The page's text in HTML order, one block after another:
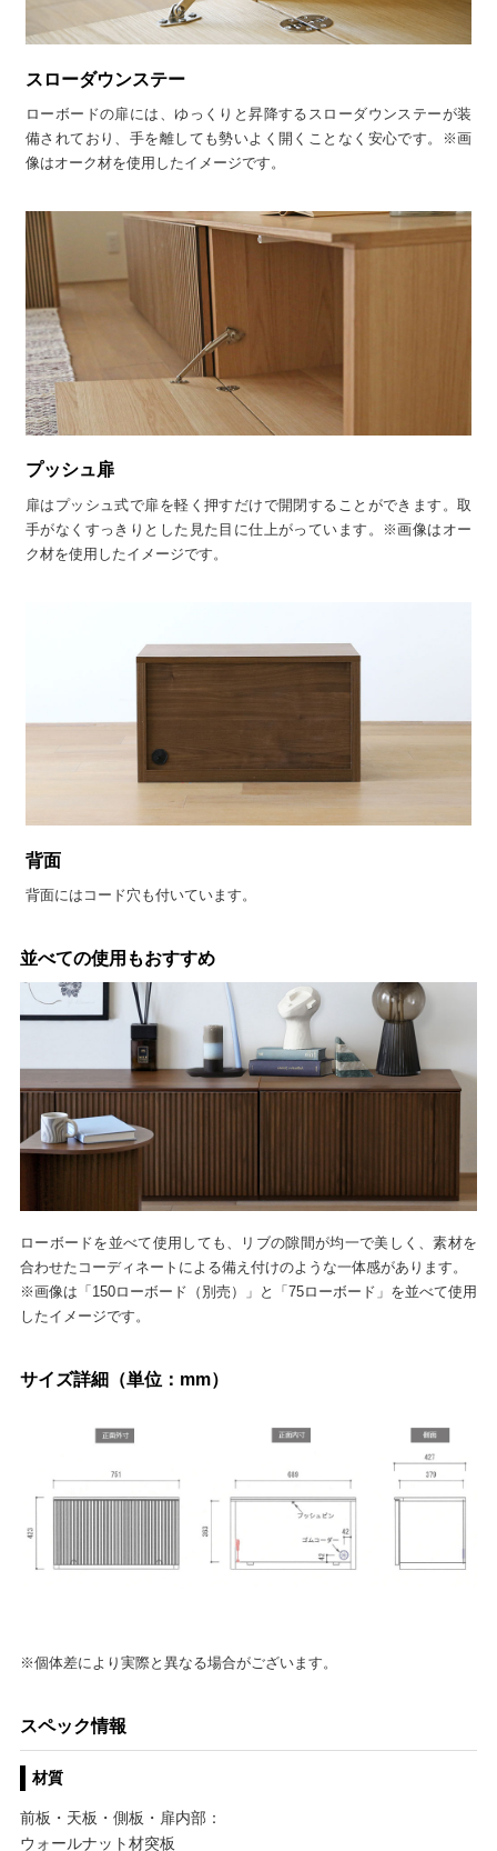
スローダウンステー
ローボードの扉には、ゆっくりと昇降するスローダウンステーが装
備されており、手を離しても勢いよく開くことなく安心です。※画
像はオーク材を使用したイメージです。
プッシュ扉
扉はプッシュ式で扉を軽く押すだけで開閉することができます。取
手がなくすっきりとした見た目に仕上がっています。※画像はオー
ク材を使用したイメージです。
背面
背面にはコード穴も付いています。
並べての使用もおすすめ
ローボードを並べて使用しても、リブの隙間が均一で美しく、素材を
合わせたコーディネートによる備え付けのような一体感があります。
※画像は「150ローボード（別売）」と「75ローボード」を並べて使用
したイメージです。
サイズ詳細（単位：mm）
※個体差により実際と異なる場合がございます。
スペック情報
材質
前板・天板・側板・扉内部：
ウォールナット材突板